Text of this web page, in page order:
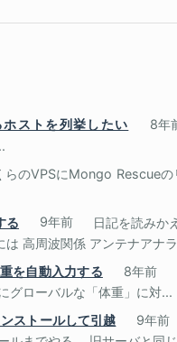
ストを列挙したい 8年
らのVPSにMongo Rescue
る
9年前
日記を読みか
高周波関係 アンテナアナ
を自動入力する
8年前
グローバルな「体重」に対...
ストールして引越
9年前